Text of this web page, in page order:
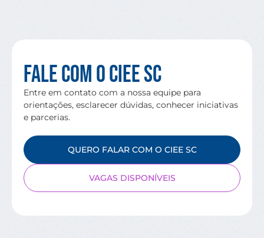
Fale com o CIEE SC
Entre em contato com a nossa equipe para
orientações, esclarecer dúvidas, conhecer iniciativas
e parcerias.
QUERO FALAR COM O CIEE SC
VAGAS DISPONÍVEIS